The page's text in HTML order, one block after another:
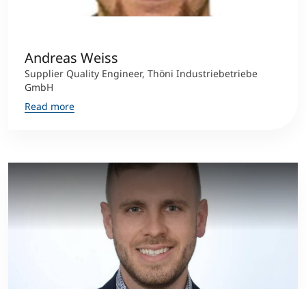
Executive Education Finder
Andreas Weiss
Supplier Quality Engineer, Thöni Industriebetriebe
GmbH
Read more